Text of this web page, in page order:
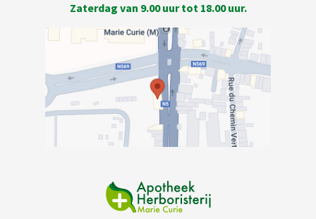
Zaterdag van 9.00 uur tot 18.00 uur.